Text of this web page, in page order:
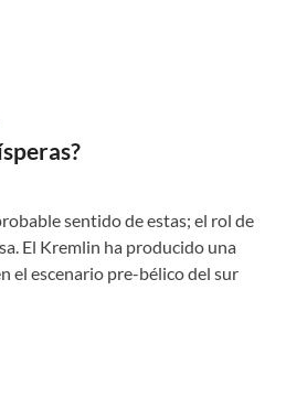
sentido de estas; el rol de
El Kremlin ha producido una
el escenario pre-bélico del sur